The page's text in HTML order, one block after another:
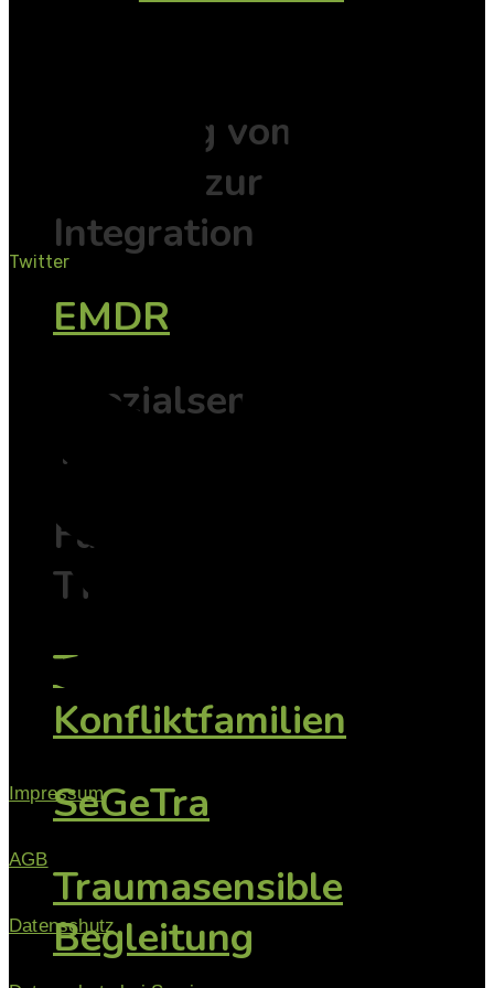
Der Weg vom
Erleben zur
Integration
EMDR
Spezialseminare
Trauma
Fachwissen mit
Tiefe
TAsK -
Konfliktfamilien
SeGeTra
Traumasensible
Begleitung
Twitter
Impressum
AGB
Datenschutz